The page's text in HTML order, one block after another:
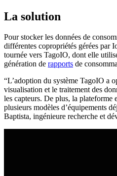
La solution
Pour stocker les données de
différentes copropriétés gérées par
tournée vers TagoIO, dont elle
génération de rapports de
“L’adoption du système TagoIO a
visualisation et le traitement des
les capteurs. De plus, la plateforme
plusieurs modèles d’équipements
Baptista, ingénieure recherche et